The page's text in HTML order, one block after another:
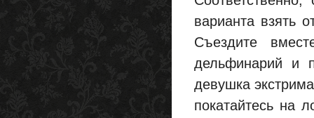
варианта взять
Съездите
дельфинарий и
девушка
покатайтесь на